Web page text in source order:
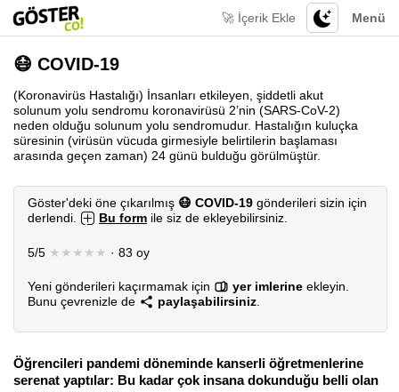
Menü
🚀 İçerik Ekle
😷 COVID-19
(Koronavirüs Hastalığı) İnsanları etkileyen, şiddetli akut
solunum yolu sendromu koronavirüsü 2’nin (SARS-CoV-2)
neden olduğu solunum yolu sendromudur. Hastalığın kuluçka
süresinin (virüsün vücuda girmesiyle belirtilerin başlaması
arasında geçen zaman) 24 günü bulduğu görülmüştür.
Göster'deki öne çıkarılmış 😷 COVID-19 gönderileri sizin için
derlendi.
Bu form ile siz de ekleyebilirsiniz.
5/5 ★★★★★ · 83 oy
Yeni gönderileri kaçırmamak için yer imlerine ekleyin.
Bunu çevrenizle de
paylaşabilirsiniz
Öğrencileri pandemi döneminde kanserli öğretmenlerine
serenat yaptılar: Bu kadar çok insana dokunduğu belli olan